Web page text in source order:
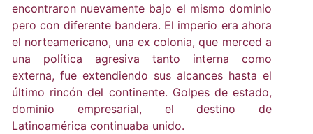
encontraron nuevamente bajo el mismo dominio
pero con diferente bandera. El imperio era ahora
el norteamericano, una ex colonia, que merced a
una política agresiva tanto interna como
externa, fue extendiendo sus alcances hasta el
último rincón del continente. Golpes de estado,
dominio empresarial, el destino de
Latinoamérica continuaba unido.